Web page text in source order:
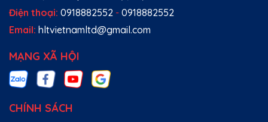
Điện thoại: 0918882552 - 0918882552
Email: hltvietnamltd@gmail.com
MẠNG XÃ HỘI
CHÍNH SÁCH